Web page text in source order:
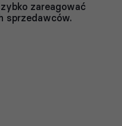
zareagować
sprzedawców.